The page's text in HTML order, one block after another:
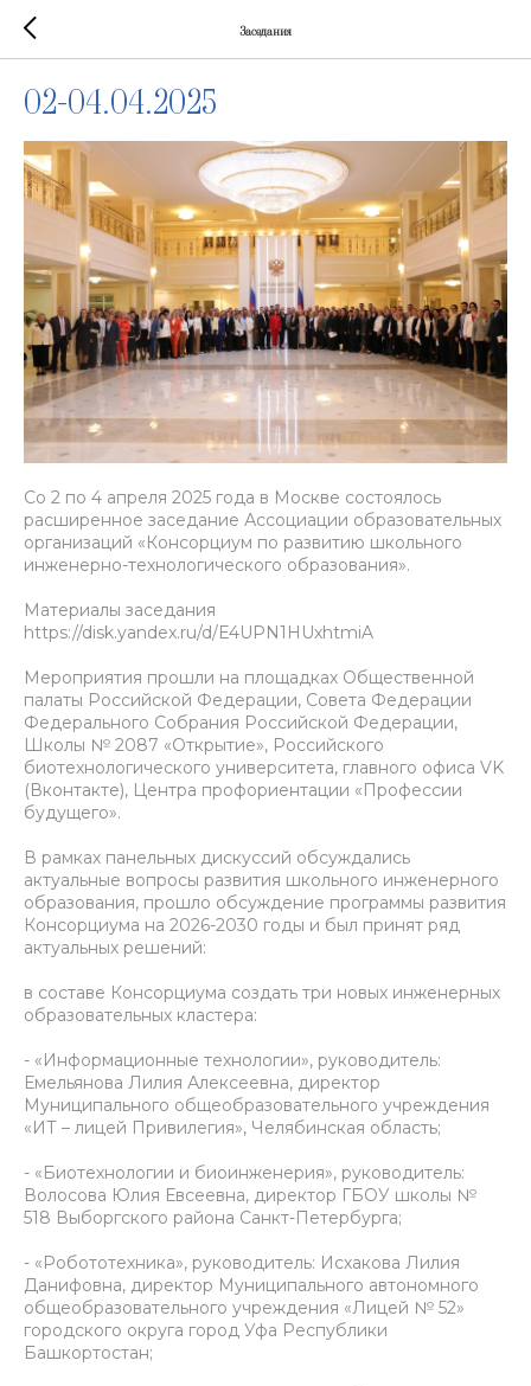
Заседания
02-04.04.2025
Со 2 по 4 апреля 2025 года в Москве состоялось
расширенное заседание Ассоциации образовательных
организаций «Консорциум по развитию школьного
инженерно-технологического образования».
Материалы заседания
https://disk.yandex.ru/d/E4UPN1HUxhtmiA
Мероприятия прошли на площадках Общественной
палаты Российской Федерации, Совета Федерации
Федерального Собрания Российской Федерации,
Школы № 2087 «Открытие», Российского
биотехнологического университета, главного офиса VK
(Вконтакте), Центра профориентации «Профессии
будущего».
В рамках панельных дискуссий обсуждались
актуальные вопросы развития школьного инженерного
образования, прошло обсуждение программы развития
Консорциума на 2026-2030 годы и был принят ряд
актуальных решений:
в составе Консорциума создать три новых инженерных
образовательных кластера:
- «Информационные технологии», руководитель:
Емельянова Лилия Алексеевна, директор
Муниципального общеобразовательного учреждения
«ИТ – лицей Привилегия», Челябинская область;
- «Биотехнологии и биоинженерия», руководитель:
Волосова Юлия Евсеевна, директор ГБОУ школы №
518 Выборгского района Санкт-Петербурга;
- «Робототехника», руководитель: Исхакова Лилия
Данифовна, директор Муниципального автономного
общеобразовательного учреждения «Лицей № 52»
городского округа город Уфа Республики
Башкортостан;